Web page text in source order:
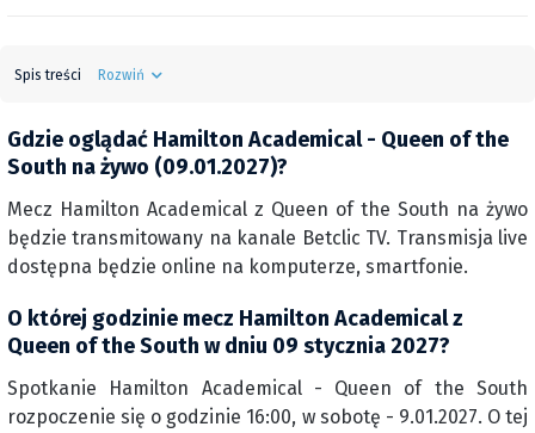
Spis treści Rozwiń
Gdzie oglądać Hamilton Academical - Queen of the
South na żywo (09.01.2027)?
Mecz Hamilton Academical z Queen of the South na żywo
będzie transmitowany na kanale Betclic TV. Transmisja live
dostępna będzie online na komputerze, smartfonie.
O której godzinie mecz Hamilton Academical z
Queen of the South w dniu 09 stycznia 2027?
Spotkanie Hamilton Academical - Queen of the South
rozpoczenie się o godzinie 16:00, w sobotę - 9.01.2027. O tej